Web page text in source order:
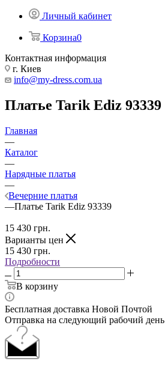
Личный кабинет
Корзина0
Контактная информация
г. Киев
info@my-dress.com.ua
Платье Tarik Ediz 93339
Главная
—
Каталог
—
Нарядные платья
—
Вечерние платья
—Платье Tarik Ediz 93339
15 430 грн.
Варианты цен
15 430 грн.
Подробности
В корзину
Бесплатная доставка Новой Почтой
Отправка на следующий рабочий день